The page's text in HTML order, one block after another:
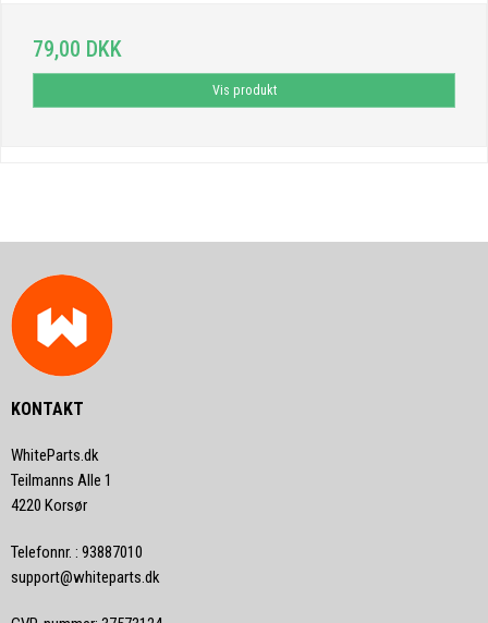
79,00 DKK
Vis produkt
KONTAKT
WhiteParts.dk
Teilmanns Alle 1
4220 Korsør
Telefonnr. : 93887010
support@whiteparts.dk